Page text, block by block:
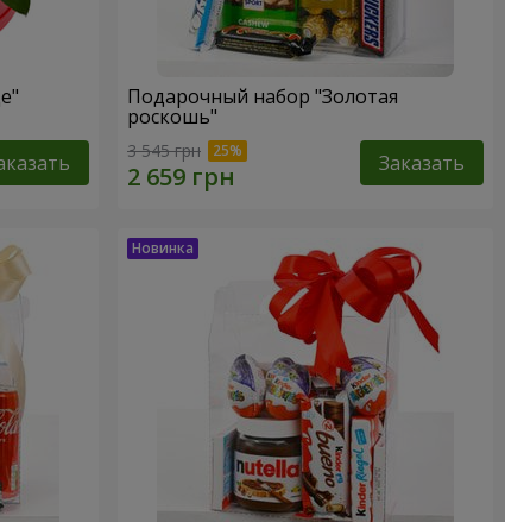
Подарочный набор "Золотая
роскошь"
3 545 грн Заказать